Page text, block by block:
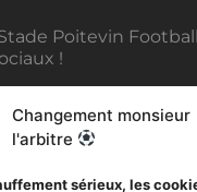
Changement monsieur
l'arbitre
sérieux, les
Poitevin
!